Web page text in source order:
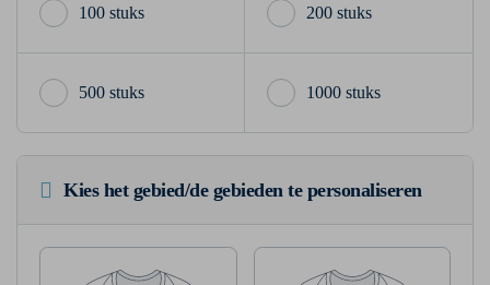
100 stuks 200 stuks
500 stuks 1000 stuks
Kies het gebied/de gebieden te personaliseren